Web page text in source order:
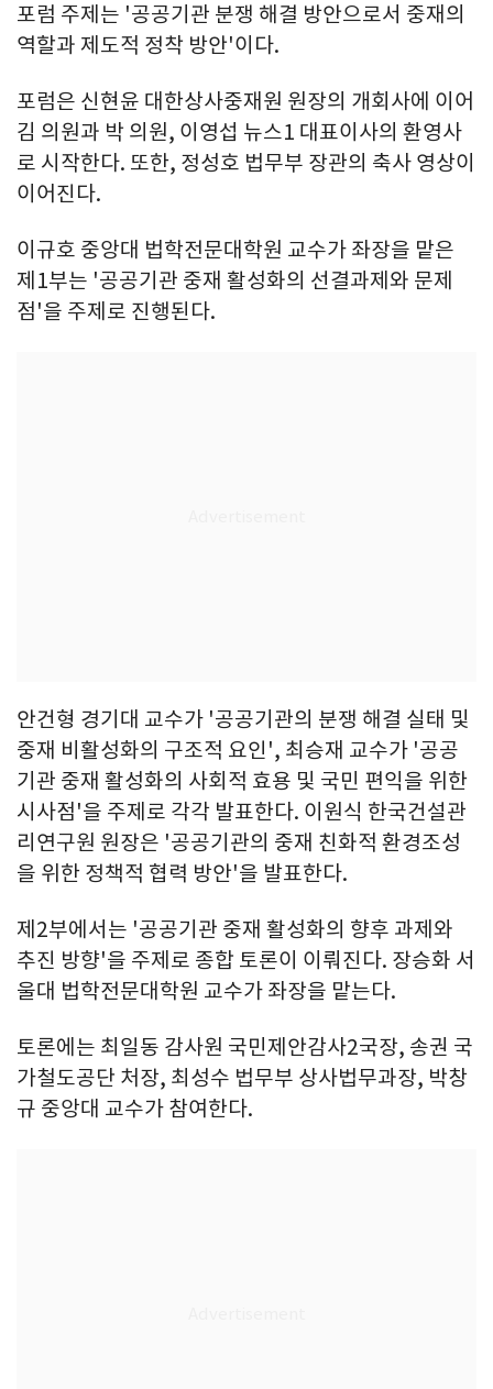
포럼 주제는 '공공기관 분쟁 해결 방안으로서 중재의
역할과 제도적 정착 방안'이다.
포럼은 신현윤 대한상사중재원 원장의 개회사에 이어
김 의원과 박 의원, 이영섭 뉴스1 대표이사의 환영사
로 시작한다. 또한, 정성호 법무부 장관의 축사 영상이
이어진다.
이규호 중앙대 법학전문대학원 교수가 좌장을 맡은
제1부는 '공공기관 중재 활성화의 선결과제와 문제
점'을 주제로 진행된다.
안건형 경기대 교수가 '공공기관의 분쟁 해결 실태 및
중재 비활성화의 구조적 요인', 최승재 교수가 '공공
기관 중재 활성화의 사회적 효용 및 국민 편익을 위한
시사점'을 주제로 각각 발표한다. 이원식 한국건설관
리연구원 원장은 '공공기관의 중재 친화적 환경조성
을 위한 정책적 협력 방안'을 발표한다.
제2부에서는 '공공기관 중재 활성화의 향후 과제와
추진 방향'을 주제로 종합 토론이 이뤄진다. 장승화 서
울대 법학전문대학원 교수가 좌장을 맡는다.
토론에는 최일동 감사원 국민제안감사2국장, 송권 국
가철도공단 처장, 최성수 법무부 상사법무과장, 박창
규 중앙대 교수가 참여한다.